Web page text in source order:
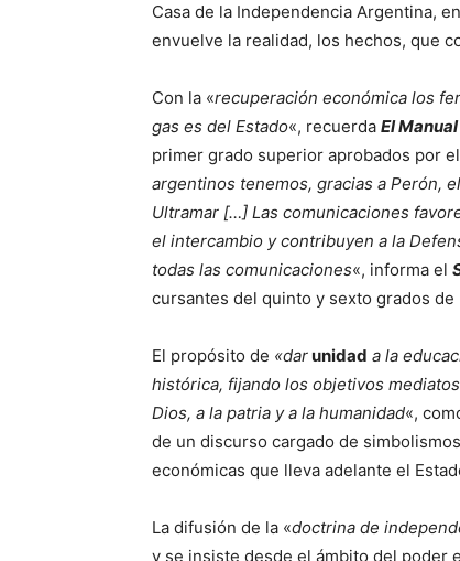
Casa de la Independencia Argentina,
envuelve la realidad, los hechos, que
Con la «recuperación económica los
gas es del Estado«, recuerda El
primer grado superior aprobados por
argentinos tenemos, gracias a Perón,
Ultramar […] Las comunicaciones
el intercambio y contribuyen a la
todas las comunicaciones«, informa el
cursantes del quinto y sexto grados de
El propósito de «darunidad a la
histórica, fijando los objetivos
Dios, a la patria y a la humanidad«,
de un discurso cargado de
económicas que lleva adelante el
La difusión de la «doctrina de
y se insiste desde el ámbito del poder